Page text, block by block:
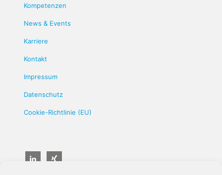
Kompetenzen
News & Events
Karriere
Kontakt
Impressum
Datenschutz
Cookie-Richtlinie (EU)